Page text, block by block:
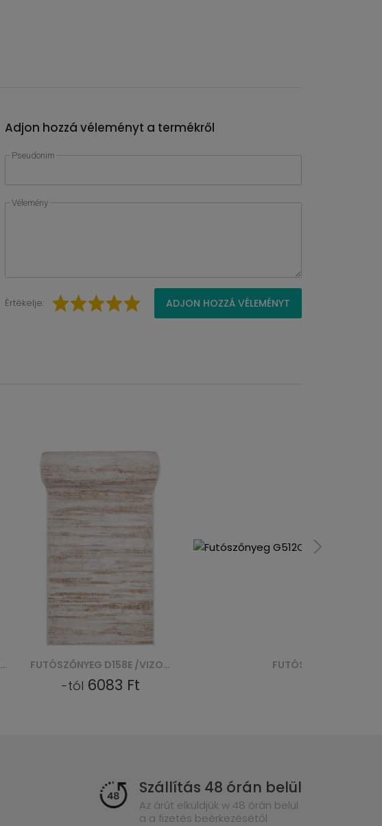
Adjon hozzá véleményt a termékről
Pseudonim
Vélemény
Értékelje: ADJON HOZZÁ VÉLEMÉNYT
FUTÓSZŐNYEG D158E /VIZON PORTLAND CHODNIK - BIAŁY
Szállítás 48 órán belül
Az árút elküldjük w 48 órán belül
a a fizetés beérkezésétől